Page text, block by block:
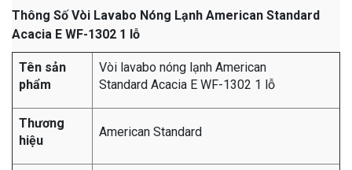
Thông Số Vòi Lavabo Nóng Lạnh American Standard
Acacia E WF-1302 1 lỗ
Tên sản
phẩm
Vòi lavabo nóng lạnh American
Standard Acacia E WF-1302 1 lỗ
Thương
hiệu
American Standard